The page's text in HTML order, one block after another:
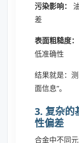
污染影响：
差
表面粗糙度：
低准确性
结果就是：
面信息”。
3. 复杂的
性偏差
合金中不同